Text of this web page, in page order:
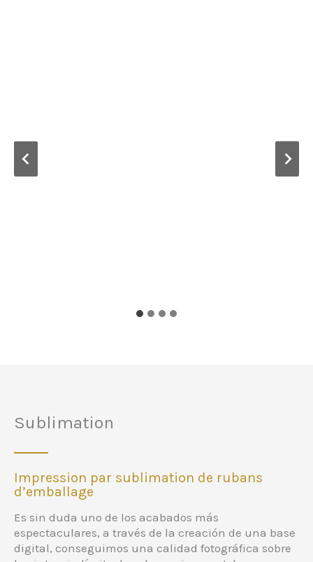
Sublimation
Impression par sublimation de rubans
d’emballage
Es sin duda uno de los acabados más
espectaculares, a través de la creación de una base
digital, conseguimos una calidad fotográfica sobre